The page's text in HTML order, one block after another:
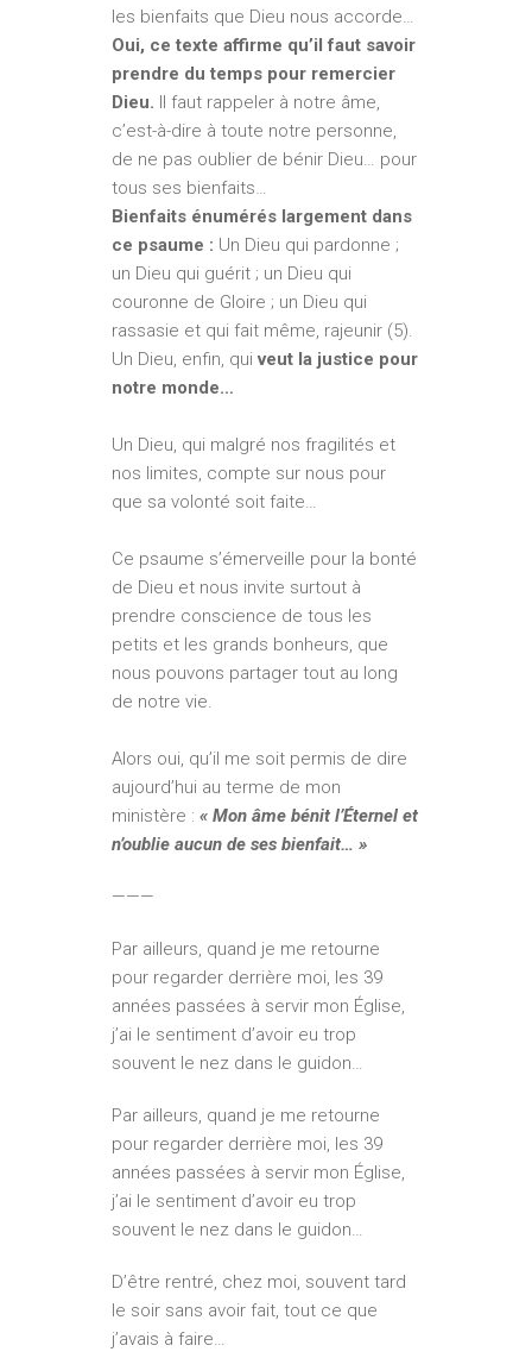
les bienfaits que Dieu nous accorde…
Oui, ce texte affirme qu’il faut savoir
prendre du temps pour remercier
Dieu. Il faut rappeler à notre âme,
c’est-à-dire à toute notre personne,
de ne pas oublier de bénir Dieu… pour
tous ses bienfaits…
Bienfaits énumérés largement dans
ce psaume : Un Dieu qui pardonne ;
un Dieu qui guérit ; un Dieu qui
couronne de Gloire ; un Dieu qui
rassasie et qui fait même, rajeunir (5).
Un Dieu, enfin, quiveut la justice pour
notre monde…
Un Dieu, qui malgré nos fragilités et
nos limites, compte sur nous pour
que sa volonté soit faite…
Ce psaume s’émerveille pour la bonté
de Dieu et nous invite surtout à
prendre conscience de tous les
petits et les grands bonheurs, que
nous pouvons partager tout au long
de notre vie.
Alors oui, qu’il me soit permis de dire
aujourd’hui au terme de mon
ministère : « Mon âme bénit l’Éternel et
n’oublie aucun de ses bienfait… »
———
Par ailleurs, quand je me retourne
pour regarder derrière moi, les 39
années passées à servir mon Église,
j’ai le sentiment d’avoir eu trop
souvent le nez dans le guidon…
Par ailleurs, quand je me retourne
pour regarder derrière moi, les 39
années passées à servir mon Église,
j’ai le sentiment d’avoir eu trop
souvent le nez dans le guidon…
D’être rentré, chez moi, souvent tard
le soir sans avoir fait, tout ce que
j’avais à faire…